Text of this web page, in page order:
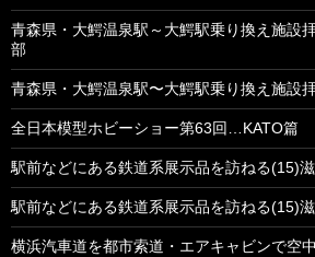
青森県・大鰐温泉駅～大鰐駅乗り換え施設
部
青森県・大鰐温泉駅〜大鰐駅乗り換え施設
全日本模型ホビーショー第63回…KATO篇
駅前などにある鉄道系展示品を訪ねる(15)
駅前などにある鉄道系展示品を訪ねる(15)
横浜汽車道を都市索道・エアキャビンで空